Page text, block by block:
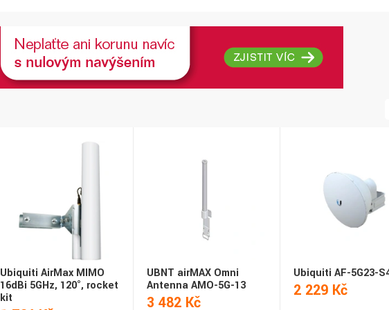
Ubiquiti AirMax MIMO
16dBi 5GHz, 120°, rocket
kit
UBNT airMAX Omni
Antenna AMO-5G-13
3 482 Kč
Ubiquiti AF-5G23-
2 229 Kč